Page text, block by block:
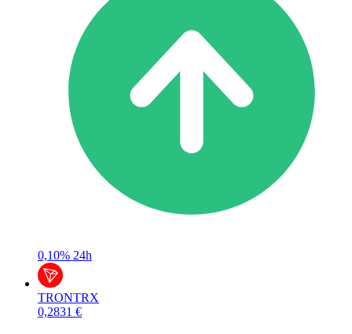
0,10% 24h
TRONTRX
0,2831 €